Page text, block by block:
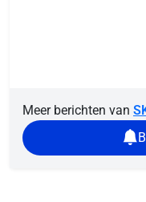
Meer berichten van